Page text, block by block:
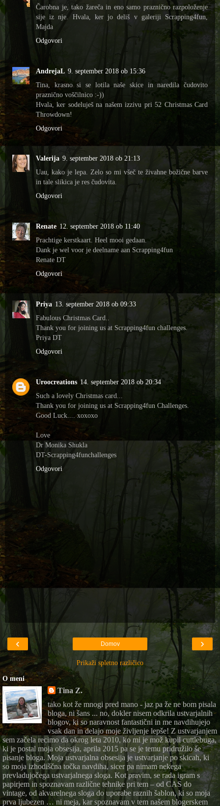
Čarobna je, tako žareča in eno samo praznično razpoloženje
sije iz nje. Hvala, ker jo deliš v galeriji Scrapping4fun,
Majda
Odgovori
AndrejaL 9. september 2018 ob 15:36
Tina, krasno si se lotila naše skice in naredila čudovito
praznično voščilnico :-))
Hvala, ker sodeluješ na našem izzivu pri 52 Christmas Card
Throwdown!
Odgovori
Valerija 9. september 2018 ob 21:13
Uau, kako je lepa. Zelo so mi všeč te živahne božične barve
in tale slikica je res čudovita.
Odgovori
Renate 12. september 2018 ob 11:40
Prachtige kerstkaart. Heel mooi gedaan.
Dank je wel voor je deelname aan Scrapping4fun
Renate DT
Odgovori
Priya 13. september 2018 ob 09:33
Fabulous Christmas Card..
Thank you for joining us at Scrapping4fun challenges.
Priya DT
Odgovori
Uroocreations 14. september 2018 ob 20:34
Such a lovely Christmas card...
Thank you for joining us at Scrapping4fun Challenges.
Good Luck.... xoxoxo
Love
Dr Monika Shukla
DT-Scrapping4funchallenges
Odgovori
‹ ›
Domov
Prikaži spletno različico
O meni
Tina Z.
tako kot že mnogi pred mano - jaz pa že ne bom pisala
bloga, ni šans ... no, dokler nisem odkrila ustvarjalnih
blogov, ki so naravnost fantastični in me navdihujejo
vsak dan in delajo moje življenje lepše! Z ustvarjanjem
sem začela recimo da okrog leta 2010, ko mi je mož kupil cuttlebuga,
ki je postal moja obsesija, aprila 2015 pa se je temu pridružilo še
pisanje bloga. Moja ustvarjalna obsesija je ustvarjanje po skicah, ki
so moja izhodiščna točka navdiha, sicer pa nimam nekega
prevladujočega ustvarjalnega sloga. Kot pravim, se rada igram s
papirjem in spoznavam različne tehnike pri tem – od CAS do
vintage, od akvarelnega sloga do uporabe raznih šablon, ki so moja
prva ljubezen … ni meja, kar spoznavam v tem našem blogerskem